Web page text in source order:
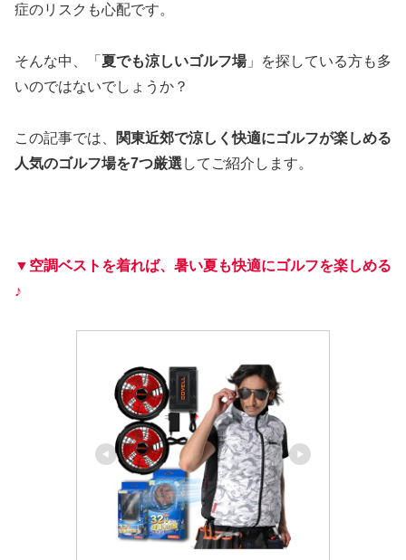
症のリスクも心配です。
そんな中、「 夏でも涼しいゴルフ場」を探している方も多
いのではないでしょうか？
この記事では、
関東近郊で涼しく快適にゴルフが楽しめる
人気のゴルフ場を7つ厳選 してご紹介します。
▼空調ベストを着れば、暑い夏も快適にゴルフを楽しめる
♪